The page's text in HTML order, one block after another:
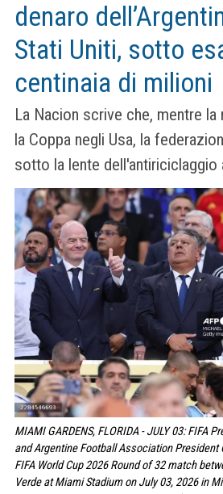
denaro
Stati Uniti, sotto
centinaia di milioni
La Nacion scrive che, mentre la
la Coppa negli Usa, la
sotto la lente dell'antiriciclaggio
MIAMI GARDENS, FLORIDA - JULY 03: FIFA
and Argentine Football Association President
FIFA World Cup 2026 Round of 32 match
Verde at Miami Stadium on July 03, 2026 in